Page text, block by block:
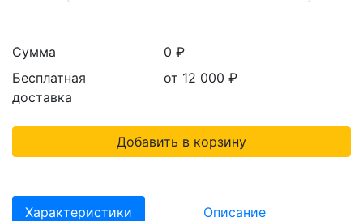
Сумма
Бесплатная
доставка
0 ₽
от 12 000 ₽
Добавить в корзину
Характеристики Описание